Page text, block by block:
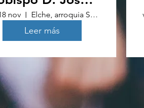
Ignacio
nov Elche, arroquia Sagrado Corazón de Jesús
Leer más